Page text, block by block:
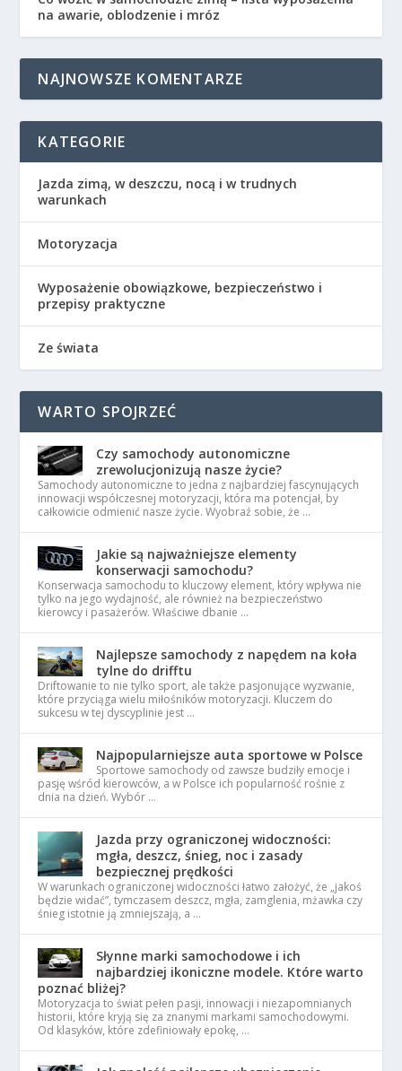
na awarie, oblodzenie i mróz
NAJNOWSZE KOMENTARZE
KATEGORIE
Jazda zimą, w deszczu, nocą i w trudnych
warunkach
Motoryzacja
Wyposażenie obowiązkowe, bezpieczeństwo i
przepisy praktyczne
Ze świata
WARTO SPOJRZEĆ
Czy samochody autonomiczne
zrewolucjonizują nasze życie?
Samochody autonomiczne to jedna z najbardziej fascynujących
innowacji współczesnej motoryzacji, która ma potencjał, by
całkowicie odmienić nasze życie. Wyobraź sobie, że …
Jakie są najważniejsze elementy
konserwacji samochodu?
Konserwacja samochodu to kluczowy element, który wpływa nie
tylko na jego wydajność, ale również na bezpieczeństwo
kierowcy i pasażerów. Właściwe dbanie …
Najlepsze samochody z napędem na koła
tylne do drifftu
Driftowanie to nie tylko sport, ale także pasjonujące wyzwanie,
które przyciąga wielu miłośników motoryzacji. Kluczem do
sukcesu w tej dyscyplinie jest …
Najpopularniejsze auta sportowe w Polsce
Sportowe samochody od zawsze budziły emocje i
pasję wśród kierowców, a w Polsce ich popularność rośnie z
dnia na dzień. Wybór …
Jazda przy ograniczonej widoczności:
mgła, deszcz, śnieg, noc i zasady
bezpiecznej prędkości
W warunkach ograniczonej widoczności łatwo założyć, że „jakoś
będzie widać”, tymczasem deszcz, mgła, zamglenia, mżawka czy
śnieg istotnie ją zmniejszają, a …
Słynne marki samochodowe i ich
najbardziej ikoniczne modele. Które warto
poznać bliżej?
Motoryzacja to świat pełen pasji, innowacji i niezapomnianych
historii, które kryją się za znanymi markami samochodowymi.
Od klasyków, które zdefiniowały epokę, …